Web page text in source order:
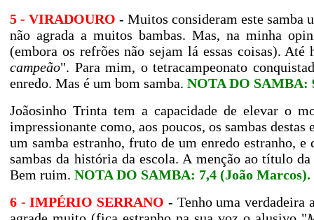
5 - VIRADOURO - Muitos consideram este samba
não agrada a muitos bambas. Mas, na minha
(embora os refrões não sejam lá essas coisas).
campeão". Para mim, o tetracampeonato
enredo. Mas é um bom samba. NOTA DO SAMBA:
Joãosinho Trinta tem a capacidade de elevar o
impressionante como, aos poucos, os sambas
um samba estranho, fruto de um enredo estranho,
sambas da história da escola. A menção ao título
Bem ruim. NOTA DO SAMBA: 7,4 (João Marcos).
6 - IMPÉRIO SERRANO - Tenho uma verdadeira